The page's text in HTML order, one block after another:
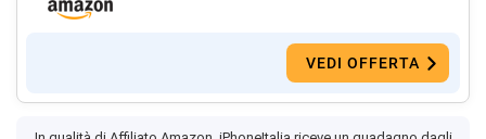
VEDI OFFERTA